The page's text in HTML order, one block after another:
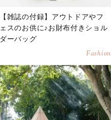
【雑誌の付録】アウトドアやフ
ェスのお供に♪お財布付きショル
ダーバッグ
Fashion